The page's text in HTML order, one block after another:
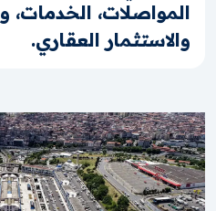
المواصلات،
والاستثمار العقاري.